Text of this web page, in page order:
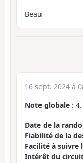
Beau
16 sept. 2024 à
Note globale :
Date de la
Fiabilité de la
Facilité à
Intérêt du